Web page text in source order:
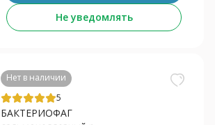
Не уведомлять
Нет в наличии
5
БАКТЕРИОФАГ